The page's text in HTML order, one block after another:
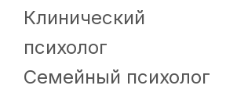
Клинический
психолог
Семейный психолог